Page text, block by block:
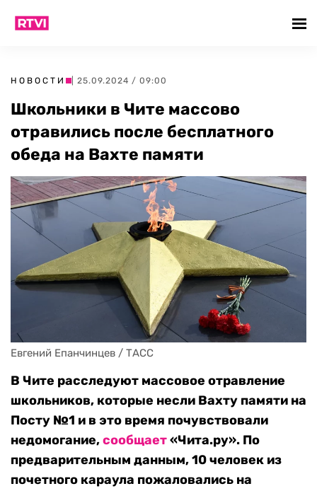
НОВОСТИ | 25.09.2024 / 09:00
Школьники в Чите массово
отравились после бесплатного
обеда на Вахте памяти
Евгений Епанчинцев / ТАСС
В Чите расследуют массовое отравление
школьников, которые несли Вахту памяти на
Посту №1 и в это время почувствовали
недомогание,сообщает«Чита.ру». По
предварительным данным, 10 человек из
почетного караула пожаловались на